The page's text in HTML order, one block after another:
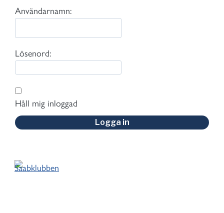
Användarnamn:
Lösenord:
Håll mig inloggad
Logga in